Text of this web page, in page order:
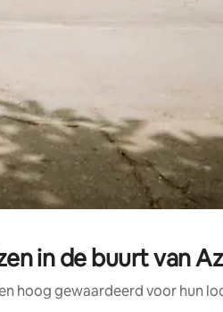
in de buurt van
hoog gewaardeerd voor hun